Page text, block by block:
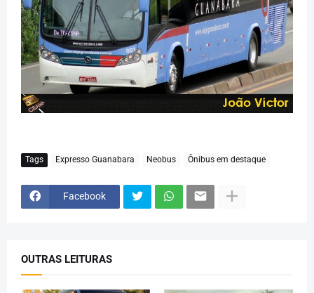
Tags Expresso Guanabara Neobus Ônibus em destaque
Facebook
OUTRAS LEITURAS